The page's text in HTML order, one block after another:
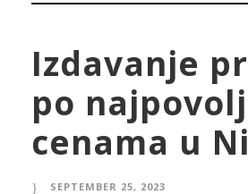
Izdavanje
po
cenama u
SEPTEMBER 25, 2023